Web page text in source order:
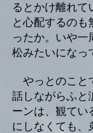
るとかけ離れて
と心配するのも
ったか。いや一
松みたいになっ
やっとのこと
話しながらふと
ーンは、観てい
にしなくても、